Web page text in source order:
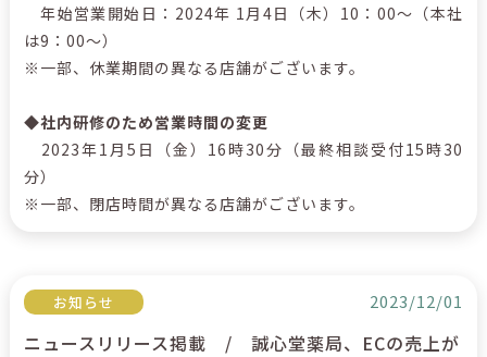
年始営業開始日：2024年 1月4日（木）10：00～（本社
は9：00～）
※一部、休業期間の異なる店舗がございます。
◆社内研修のため営業時間の変更
2023年1月5日（金）16時30分（最終相談受付15時30
分）
※一部、閉店時間が異なる店舗がございます。
お知らせ 2023/12/01
ニュースリリース掲載 / 誠心堂薬局、ECの売上が